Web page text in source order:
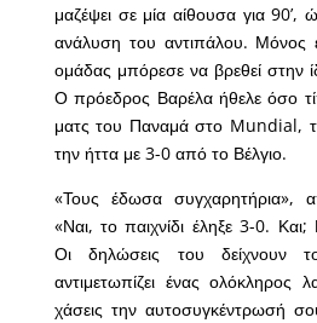
μαζέψει σε μία αίθουσα για 90’,
ανάλυση του αντιπάλου. Μόνος
ομάδας μπόρεσε να βρεθεί στην
Ο πρόεδρος Βαρέλα ήθελε όσο
ματς του Παναμά στο Mundial,
την ήττα με 3-0 από το Βέλγιο.
«Τους έδωσα συγχαρητήρια»,
«Ναι, το παιχνίδι έληξε 3-0.
Οι δηλώσεις του δείχνουν
αντιμετωπίζει ένας
χάσεις την αυτοσυγκέντρωσή